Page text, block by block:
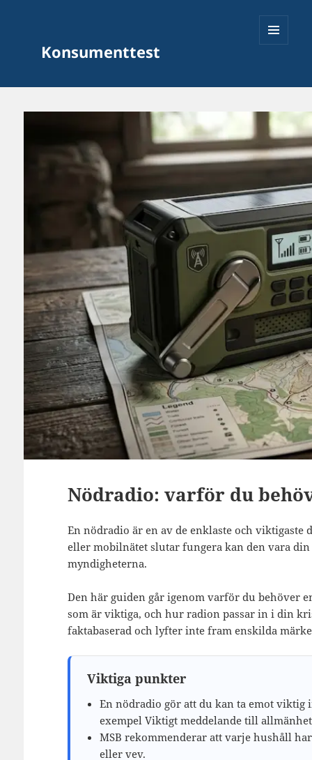
Konsumenttest
OCH
WIDGETS
Nödradio: varför du
En nödradio är en av de enklaste och
eller mobilnätet slutar fungera kan den vara
myndigheterna.
Den här guiden går igenom varför du behöver
som är viktiga, och hur radion passar in i din
faktabaserad och lyfter inte fram enskilda
Viktiga punkter
En nödradio gör att du kan ta emot
exempel Viktigt meddelande till
MSB rekommenderar att varje hushåll
eller vev.